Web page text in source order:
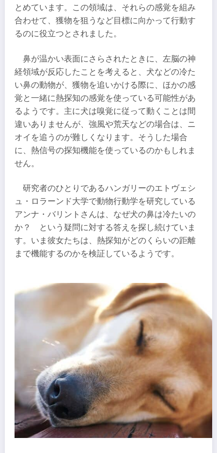
とめています。この領域は、それらの感覚を組み
合わせて、獲物を狙うなど目標に向かって行動す
るのに役立つとされました。
鼻が温かい表面にさらされたときに、左脳の神
経領域が反応したことを考えると、犬などの冷た
い鼻の動物が、獲物を追いかける際に、ほかの感
覚と一緒に熱探知の感覚を使っている可能性があ
るようです。主に犬は嗅覚に従って動くことは間
違いありませんが、強風や荒天などの場合は、ニ
オイを追うのが難しくなります。そうした場合
に、熱信号の探知機能を使っているのかもしれま
せん。
研究者のひとりであるハンガリーのエトヴェシ
ュ・ロラーンド大学で動物行動学を研究している
アンナ・バリントさんは、なぜ犬の鼻は冷たいの
か？ という疑問に対する答えを探し続けていま
す。いま彼女たちは、熱探知がどのくらいの距離
まで機能するのかを検証しているようです。